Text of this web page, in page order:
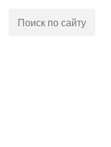
Поиск по сайту